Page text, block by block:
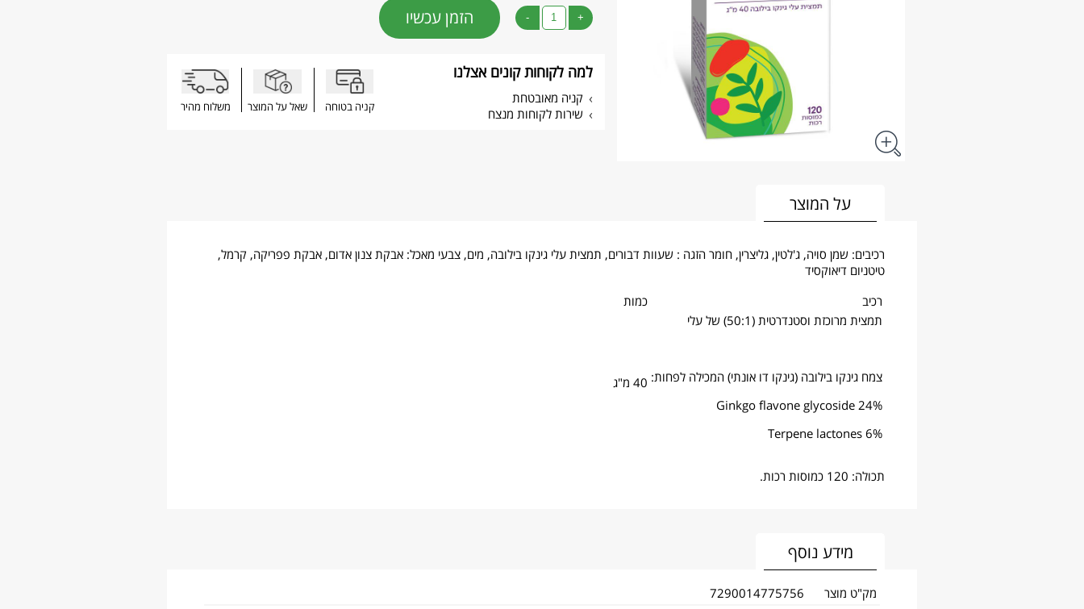
+
- הזמן עכשיו
למה לקוחות קונים אצלנו
קניה מאובטחת
שירות לקוחות מנצח
קניה בטוחה שאל על המוצר משלוח מהיר
על המוצר
רכיבים: שמן סויה, ג'לטין, גליצרין, חומר הזגה : שעוות דבורים, תמצית עלי גינקו בילובה, מים, צבעי מאכל: אבקת צנון אדום, אבקת פפריקה, קרמל,
טיטניום דיאוקסיד
רכיב
כמות
תמצית מרוכזת וסטנדרטית (50:1) של עלי
צמח גינקו בילובה (גינקו דו אונתי) המכילה לפחות:
Ginkgo flavone glycoside 24%
6% Terpene lactones
40 מ"ג
תכולה: 120 כמוסות רכות.
מידע נוסף
מק"ט מוצר
7290014775756